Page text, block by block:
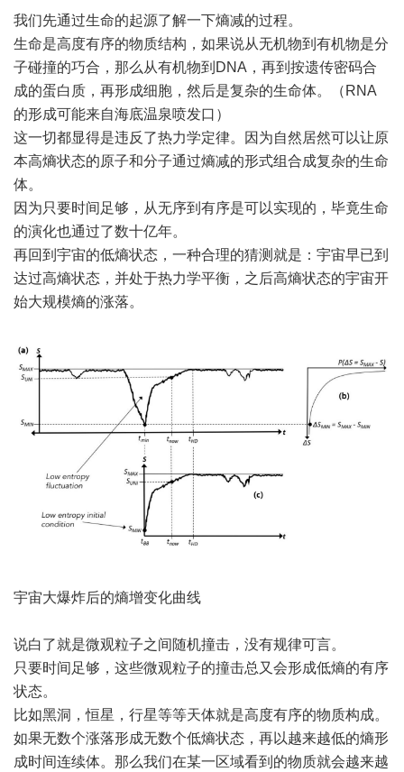
我们先通过生命的起源了解一下熵减的过程。
生命是高度有序的物质结构，如果说从无机物到有机物是分
子碰撞的巧合，那么从有机物到DNA，再到按遗传密码合
成的蛋白质，再形成细胞，然后是复杂的生命体。（RNA
的形成可能来自海底温泉喷发口）
这一切都显得是违反了热力学定律。因为自然居然可以让原
本高熵状态的原子和分子通过熵减的形式组合成复杂的生命
体。
因为只要时间足够，从无序到有序是可以实现的，毕竟生命
的演化也通过了数十亿年。
再回到宇宙的低熵状态，一种合理的猜测就是：宇宙早已到
达过高熵状态，并处于热力学平衡，之后高熵状态的宇宙开
始大规模熵的涨落。
宇宙大爆炸后的熵增变化曲线
说白了就是微观粒子之间随机撞击，没有规律可言。
只要时间足够，这些微观粒子的撞击总又会形成低熵的有序
状态。
比如黑洞，恒星，行星等等天体就是高度有序的物质构成。
如果无数个涨落形成无数个低熵状态，再以越来越低的熵形
成时间连续体。那么我们在某一区域看到的物质就会越来越